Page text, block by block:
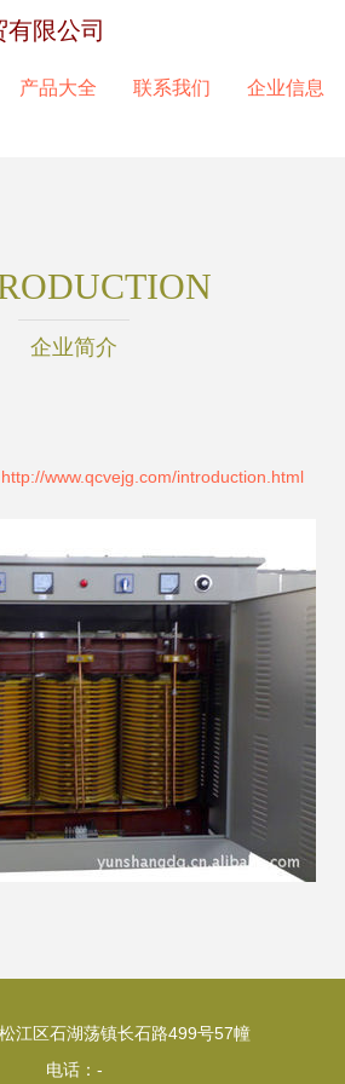
有限公司
产品大全 联系我们 企业信息
企业简介
www.qcvejg.com/introduction.html
江区石湖荡镇长石路499号57幢
电话：-